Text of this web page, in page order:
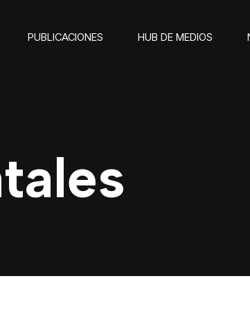
PUBLICACIONES HUB DE MEDIOS